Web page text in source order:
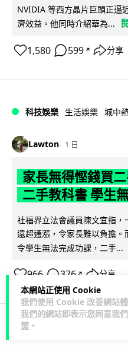
本網站正使用 Cookie
我們使用 Cookie 改善網站
我們的網站即表示您同意我
策 。
NVIDIA 等西方晶片巨頭正逼
濟效益。他同時介紹華為...
1,580 599 ↗ 分享
科技娛樂 生活娛樂 城中
Lawton 1 日
家長無得慳錢買
二手教科書 學生
社福界立法會議員陳文宜指
遠超通漲，令家長難以負擔。
令學生無法完成功課，二手...
966 376 ↗ 分享